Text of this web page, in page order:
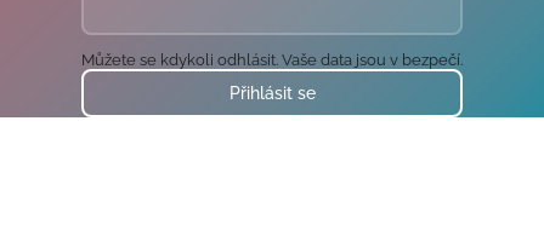
Můžete se kdykoli odhlásit. Vaše data jsou v bezpečí.
Přihlásit se